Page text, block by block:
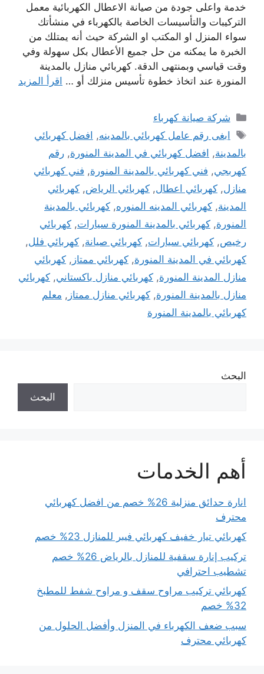
خدمة واعلى جودة من صيانة الاعطال الكهربائية معمل
التركيبات والتأسيسات الخاصة بالكهرباء في منشأتك
سواء المنزل او المكتب او الشركة حيث أنه يمتلك من
الخبرة ما يمكنه من حل جميع الأعطال بكل سهولة وفي
وقت قياسي وبمنتهى الدقة. كهربائي منازل بالمدينة
المنورة عند اتخاذ خطوة تأسيس منزلك أو … اقرأ المزيد
التصنيفات
شركة صيانة كهرباء
الوسوم
ابغى رقم عامل كهربائي بالمدينه, افضل كهربائي
بالمدينة, افضل كهربائي في المدينة المنورة, رقم
كهربجي, فني كهربائي بالمدينة المنورة, فني كهربائي
منازل, كهربائي اعطال, كهربائي الرياض, كهربائي
المدينة, كهربائي المدينه المنوره, كهربائي بالمدينة
المنورة, كهربائي بالمدينة المنورة سيارات, كهربائي
رخيص, كهربائي سيارات, كهربائي صيانة, كهربائي فلل,
كهربائي في المدينة المنورة, كهربائي ممتاز , كهربائي
منازل المدينة المنورة, كهربائي منازل باكستاني, كهربائي
منازل بالمدينة المنورة, كهربائي منازل ممتاز , معلم
كهربائي بالمدينة المنورة
البحث
البحث
أهم الخدمات
انارة حدائق منزلية 26% خصم من افضل كهربائي
محترف
كهربائي تيار خفيف كهربائي فيبر للمنازل 23% خصم
تركيب إنارة سقفية للمنازل بالرياض 26% خصم
تشطيب احترافي
كهربائي تركيب مراوح سقف و مراوح شفط للمطبخ
32% خصم
سبب ضعف الكهرباء في المنزل وأفضل الحلول من
كهربائي محترف